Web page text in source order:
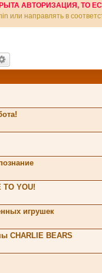
АВТОРИЗАЦИЯ, ТО
или направлять в
YOU!
игрушек
CHARLIE BEARS